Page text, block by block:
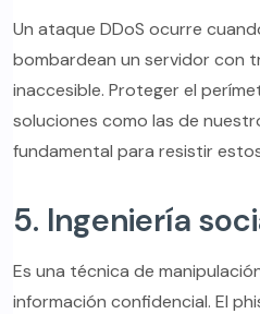
Un ataque DDoS ocurre
bombardean un servidor con
inaccesible. Proteger el
soluciones como las de
fundamental para resistir
5. Ingeniería
Es una técnica de
información confidencial. El